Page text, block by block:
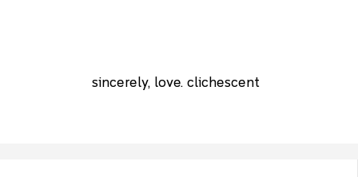
sincerely, love. clichescent